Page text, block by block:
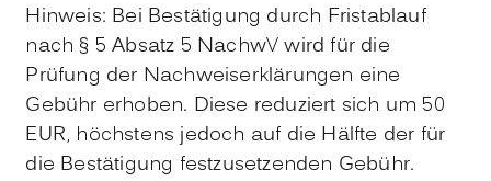
Hinweis: Bei Bestätigung durch Fristablauf
nach § 5 Absatz 5 NachwV wird für die
Prüfung der Nachweiserklärungen eine
Gebühr erhoben. Diese reduziert sich um 50
EUR, höchstens jedoch auf die Hälfte der für
die Bestätigung festzusetzenden Gebühr.